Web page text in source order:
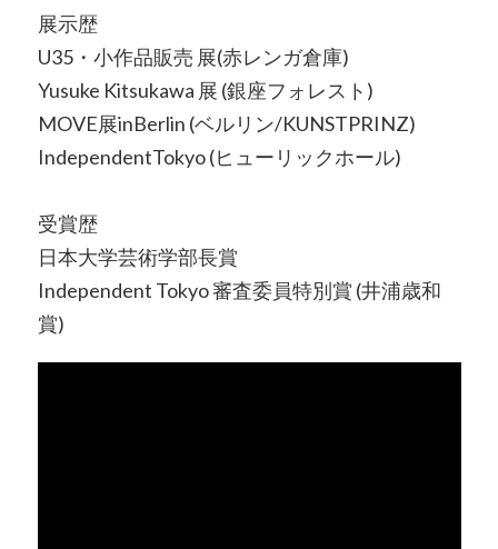
展示歴
U35・小作品販売 展(赤レンガ倉庫)
Yusuke Kitsukawa 展 (銀座フォレスト)
MOVE展inBerlin (ベルリン/KUNSTPRINZ)
IndependentTokyo (ヒューリックホール)
受賞歴
日本大学芸術学部長賞
Independent Tokyo 審査委員特別賞 (井浦歳和
賞)